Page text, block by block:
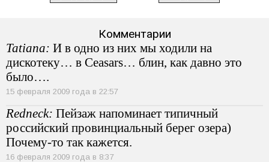
Комментарии
Tatiana: И в одно из них мы ходили на
дискотеку… в Ceasars… блин, как давно это
было….
15 февраля 2009 года в 22:57
Redneck: Пейзаж напоминает типичный
российский провинциальный берег озера)
Почему-то так кажется.
16 февраля 2009 года в 8:37